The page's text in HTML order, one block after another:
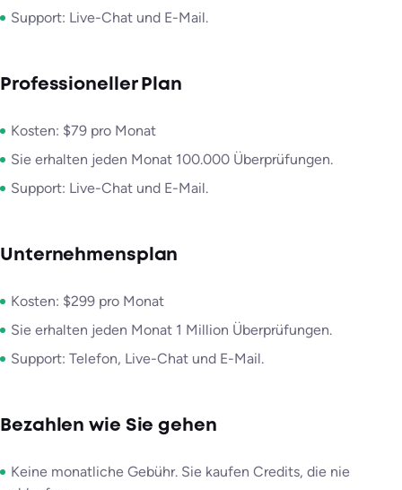
Support: Live-Chat und E-Mail.
Professioneller Plan
Kosten: $79 pro Monat
Sie erhalten jeden Monat 100.000 Überprüfungen.
Support: Live-Chat und E-Mail.
Unternehmensplan
Kosten: $299 pro Monat
Sie erhalten jeden Monat 1 Million Überprüfungen.
Support: Telefon, Live-Chat und E-Mail.
Bezahlen wie Sie gehen
Keine monatliche Gebühr. Sie kaufen Credits, die nie